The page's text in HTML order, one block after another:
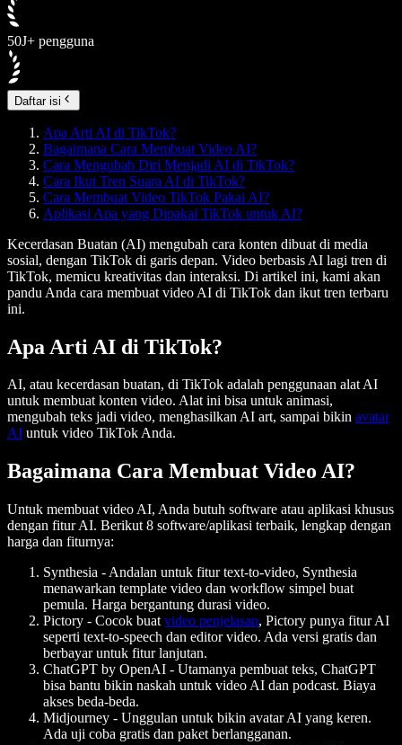
50J+ pengguna
Daftar isi
Apa Arti AI di TikTok?
Bagaimana Cara Membuat Video AI?
Cara Mengubah Diri Menjadi AI di TikTok?
Cara Ikut Tren Suara AI di TikTok?
Cara Membuat Video TikTok Pakai AI?
Aplikasi Apa yang Dipakai TikTok untuk AI?
Kecerdasan Buatan (AI) mengubah cara konten dibuat di media
sosial, dengan TikTok di garis depan. Video berbasis AI lagi tren di
TikTok, memicu kreativitas dan interaksi. Di artikel ini, kami akan
pandu Anda cara membuat video AI di TikTok dan ikut tren terbaru
ini.
Apa Arti AI di TikTok?
AI, atau kecerdasan buatan, di TikTok adalah penggunaan alat AI
untuk membuat konten video. Alat ini bisa untuk animasi,
mengubah teks jadi video, menghasilkan AI art, sampai bikin avatar
AI untuk video TikTok Anda.
Bagaimana Cara Membuat Video AI?
Untuk membuat video AI, Anda butuh software atau aplikasi khusus
dengan fitur AI. Berikut 8 software/aplikasi terbaik, lengkap dengan
harga dan fiturnya:
Synthesia - Andalan untuk fitur text-to-video, Synthesia
menawarkan template video dan workflow simpel buat
pemula. Harga bergantung durasi video.
Pictory - Cocok buat video penjelasan, Pictory punya fitur AI
seperti text-to-speech dan editor video. Ada versi gratis dan
berbayar untuk fitur lanjutan.
ChatGPT by OpenAI - Utamanya pembuat teks, ChatGPT
bisa bantu bikin naskah untuk video AI dan podcast. Biaya
akses beda-beda.
Midjourney - Unggulan untuk bikin avatar AI yang keren.
Ada uji coba gratis dan paket berlangganan.